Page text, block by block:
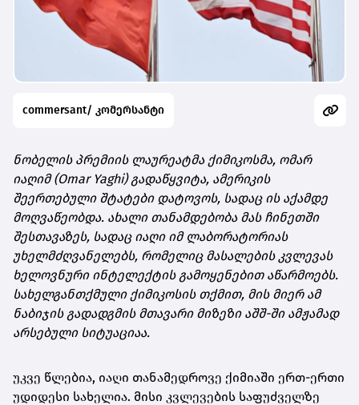
commersant/ კომერსანტი
ნობელის პრემიის ლაურეატმა ქიმიკოსმა, ომარ
იაღიმ (Omar Yaghi) გადაწყვიტა, ამერიკის
შეერთებული შტატები დატოვოს, სადაც ის აქამდე
მოღვაწეობდა. ახალი თანამდებობა მას ჩინეთში
შესთავაზეს, სადაც იაღი იმ ლაბორატორიას
უხელმძღვანელებს, რომელიც მასალების კვლევას
ხელოვნური ინტელექტის გამოყენებით აწარმოებს.
სახელგანთქმული ქიმიკოსის თქმით, მის მიერ ამ
ნაბიჯის გადადგმის მთავარი მიზეზი აშშ-ში ამჟამად
არსებული სიტუაციაა.
უკვე წლებია, იაღი თანამედროვე ქიმიაში ერთ-ერთი
უდიდესი სახელია. მისი კვლევების საფუძველზე